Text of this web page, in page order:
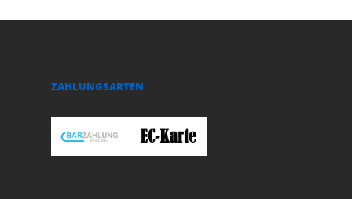
ZAHLUNGSARTEN